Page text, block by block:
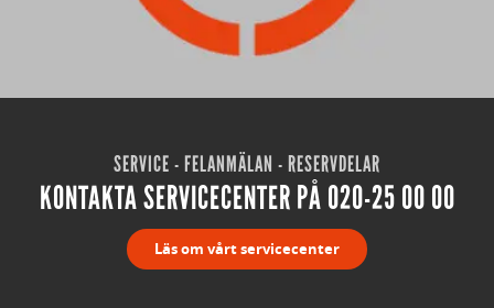
SERVICE - FELANMÄLAN - RESERVDELAR
KONTAKTA SERVICECENTER PÅ 020-25 00 00
Läs om vårt servicecenter